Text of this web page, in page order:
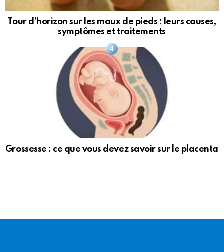
Tour d’horizon sur les maux de pieds : leurs causes,
symptômes et traitements
Grossesse : ce que vous devez savoir sur le placenta